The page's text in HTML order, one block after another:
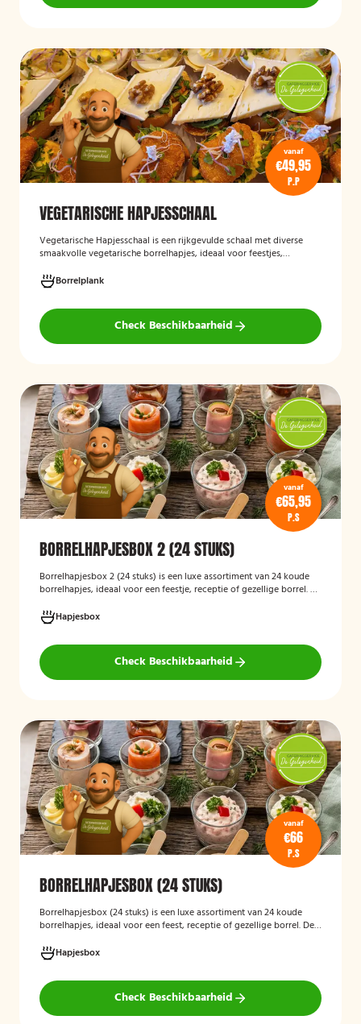
vanaf
€49,95
P.P
VEGETARISCHE HAPJESSCHAAL
Vegetarische Hapjesschaal is een rijkgevulde schaal met diverse
smaakvolle vegetarische borrelhapjes, ideaal voor feestjes,
een gevarieerde selectie van vegetarische lekkernijen die direct
klaar zijn om te serveren en geschikt zijn voor gasten die bewust of
volledig vegetarisch eten.
Borrelplank
Check Beschikbaarheid
vanaf
€65,95
P.S
BORRELHAPJESBOX 2 (24 STUKS)
Borrelhapjesbox 2 (24 stuks) is een luxe assortiment van 24 koude
borrelhapjes, ideaal voor een feestje, receptie of gezellige borrel. De
klaar worden geleverd, zodat u uw gasten eenvoudig kunt trakteren
op een smaakvolle en feestelijke borrelervaring.
Hapjesbox
Check Beschikbaarheid
vanaf
€66
P.S
BORRELHAPJESBOX (24 STUKS)
Borrelhapjesbox (24 stuks) is een luxe assortiment van 24 koude
borrelhapjes, ideaal voor een feest, receptie of gezellige borrel. De
zalmrolletjes, brie met notenmelange en vitello tonato, verzorgd
gepresenteerd en direct klaar om te serveren.
Hapjesbox
Check Beschikbaarheid